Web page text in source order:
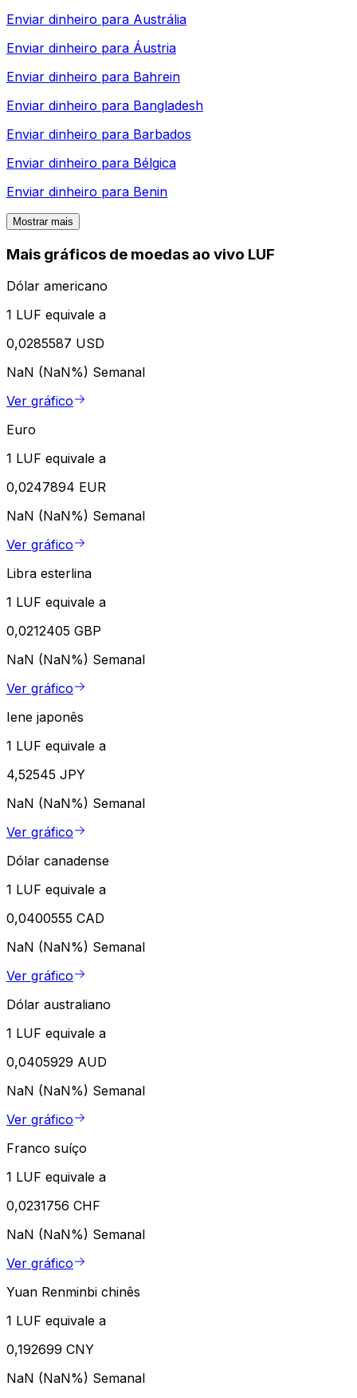
Enviar dinheiro para Austrália
Enviar dinheiro para Áustria
Enviar dinheiro para Bahrein
Enviar dinheiro para Bangladesh
Enviar dinheiro para Barbados
Enviar dinheiro para Bélgica
Enviar dinheiro para Benin
Mostrar mais
Mais gráficos de moedas ao vivo LUF
Dólar americano
1 LUF equivale a
0,0285587 USD
NaN (NaN%) Semanal
Ver gráfico
Euro
1 LUF equivale a
0,0247894 EUR
NaN (NaN%) Semanal
Ver gráfico
Libra esterlina
1 LUF equivale a
0,0212405 GBP
NaN (NaN%) Semanal
Ver gráfico
Iene japonês
1 LUF equivale a
4,52545 JPY
NaN (NaN%) Semanal
Ver gráfico
Dólar canadense
1 LUF equivale a
0,0400555 CAD
NaN (NaN%) Semanal
Ver gráfico
Dólar australiano
1 LUF equivale a
0,0405929 AUD
NaN (NaN%) Semanal
Ver gráfico
Franco suíço
1 LUF equivale a
0,0231756 CHF
NaN (NaN%) Semanal
Ver gráfico
Yuan Renminbi chinês
1 LUF equivale a
0,192699 CNY
NaN (NaN%) Semanal